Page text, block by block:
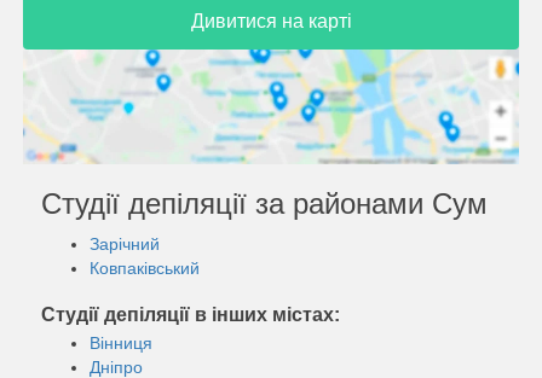
Дивитися на карті
Студії депіляції за районами Сум
Зарічний
Ковпаківський
Студії депіляції в інших містах:
Вінниця
Дніпро